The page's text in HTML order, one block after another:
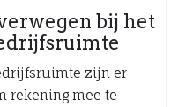
bij het
zijn er
rekening mee te